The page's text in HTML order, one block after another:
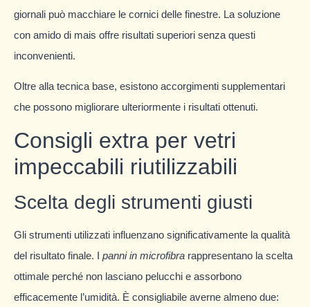
giornali può macchiare le cornici delle finestre. La soluzione
con amido di mais offre risultati superiori senza questi
inconvenienti.
Oltre alla tecnica base, esistono accorgimenti supplementari
che possono migliorare ulteriormente i risultati ottenuti.
Consigli extra per vetri
impeccabili riutilizzabili
Scelta degli strumenti giusti
Gli strumenti utilizzati influenzano significativamente la qualità
del risultato finale. I panni in microfibra rappresentano la scelta
ottimale perché non lasciano pelucchi e assorbono
efficacemente l’umidità. È consigliabile averne almeno due: